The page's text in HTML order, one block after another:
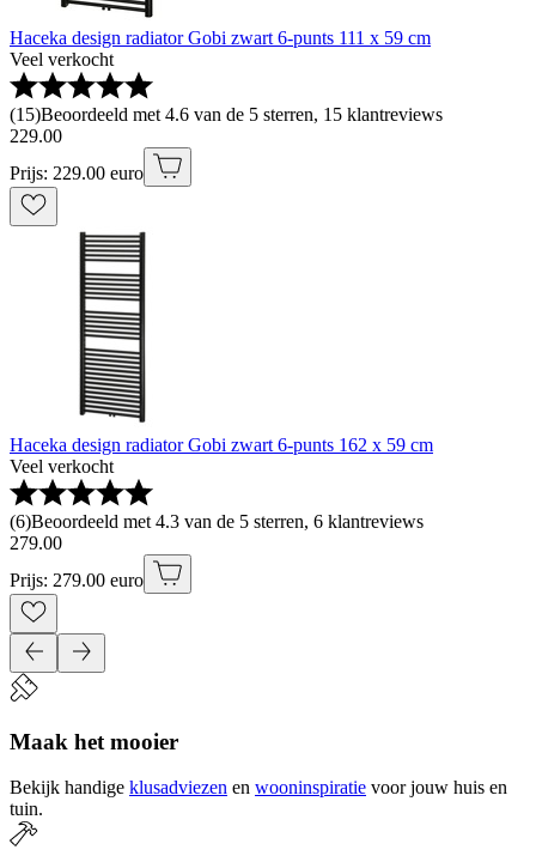
Haceka design radiator Gobi zwart 6-punts 111 x 59 cm
Veel verkocht
(15)Beoordeeld met 4.6 van de 5 sterren, 15 klantreviews
229.00
Prijs: 229.00 euro
Haceka design radiator Gobi zwart 6-punts 162 x 59 cm
Veel verkocht
(6)Beoordeeld met 4.3 van de 5 sterren, 6 klantreviews
279.00
Prijs: 279.00 euro
Maak het mooier
Bekijk handige klusadviezen en wooninspiratie voor jouw huis en
tuin.